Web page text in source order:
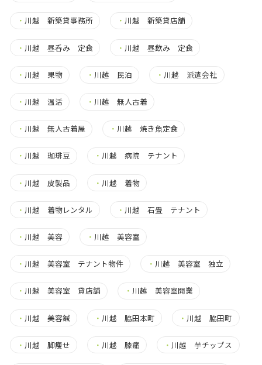
・ 川越 新築貸事務所 ・ 川越 新築貸店舗
・ 川越 昼呑み 定食 ・ 川越 昼飲み 定食
・ 川越 果物 ・ 川越 民泊 ・ 川越 派遣会社
・ 川越 温活 ・ 川越 無人古着
・ 川越 無人古着屋 ・ 川越 焼き魚定食
・ 川越 珈琲豆 ・ 川越 病院 テナント
・ 川越 皮製品 ・ 川越 着物
・ 川越 着物レンタル ・ 川越 石畳 テナント
・ 川越 美容 ・ 川越 美容室
・ 川越 美容室 テナント物件 ・ 川越 美容室 独立
・ 川越 美容室 貸店舗 ・ 川越 美容室開業
・ 川越 美容鍼 ・ 川越 脇田本町 ・ 川越 脇田町
・ 川越 脚痩せ ・ 川越 膝痛 ・ 川越 芋チップス